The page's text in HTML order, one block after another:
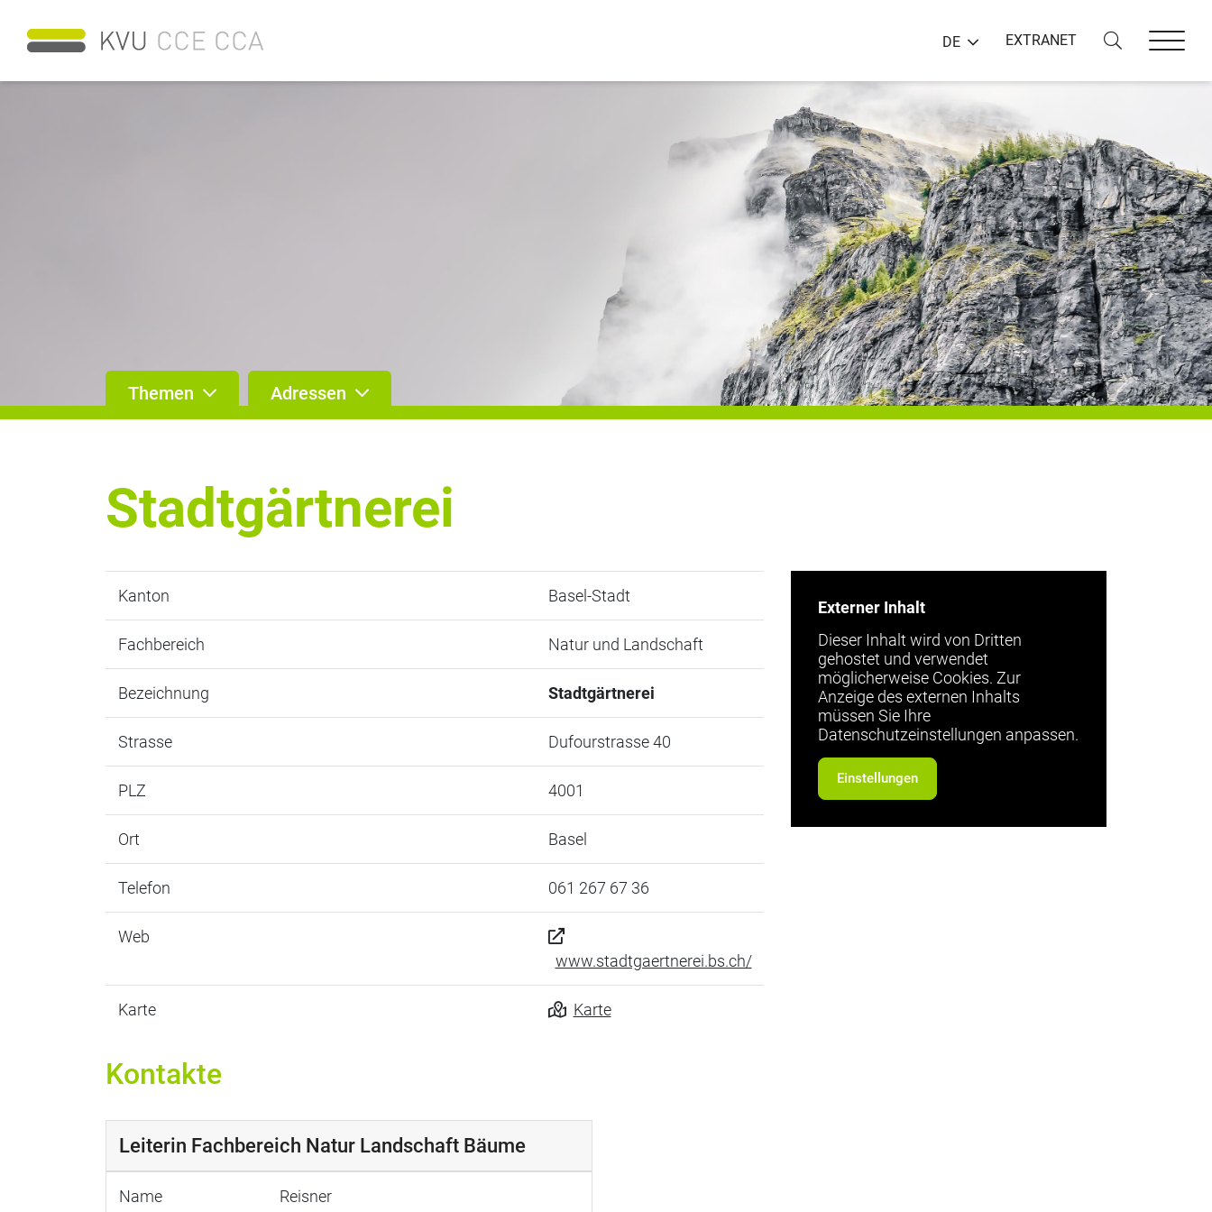
DE EXTRANET
Themen Adressen
Stadtgärtnerei
Kanton Basel-Stadt
Fachbereich Natur und Landschaft
Bezeichnung Stadtgärtnerei
Strasse Dufourstrasse 40
PLZ 4001
Ort Basel
Telefon 061 267 67 36
Web
www.stadtgaertnerei.bs.ch/
Karte Karte
Externer Inhalt
Dieser Inhalt wird von Dritten
gehostet und verwendet
möglicherweise Cookies. Zur
Anzeige des externen Inhalts
müssen Sie Ihre
Datenschutzeinstellungen anpassen.
Einstellungen
Kontakte
Leiterin Fachbereich Natur Landschaft Bäume
Name Reisner